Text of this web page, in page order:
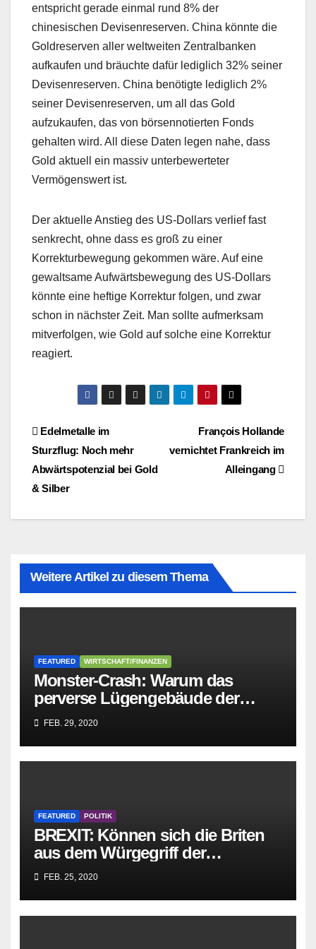
entspricht gerade einmal rund 8% der
chinesischen Devisenreserven. China könnte die
Goldreserven aller weltweiten Zentralbanken
aufkaufen und bräuchte dafür lediglich 32% seiner
Devisenreserven. China benötigte lediglich 2%
seiner Devisenreserven, um all das Gold
aufzukaufen, das von börsennotierten Fonds
gehalten wird. All diese Daten legen nahe, dass
Gold aktuell ein massiv unterbewerteter
Vermögenswert ist.
Der aktuelle Anstieg des US-Dollars verlief fast
senkrecht, ohne dass es groß zu einer
Korrekturbewegung gekommen wäre. Auf eine
gewaltsame Aufwärtsbewegung des US-Dollars
könnte eine heftige Korrektur folgen, und zwar
schon in nächster Zeit. Man sollte aufmerksam
mitverfolgen, wie Gold auf solche eine Korrektur
reagiert.
BeitragsnavigationFrançois Hollande
vernichtet Frankreich im
Alleingang
Edelmetalle im
Sturzflug: Noch mehr
Abwärtspotenzial bei Gold
& Silber
Weitere Artikel zu diesem Thema
FEATURED WIRTSCHAFT/FINANZEN
Monster-Crash: Warum das
perverse Lügengebäude der
Sozialisten in sich
zusammenbricht!
FEB. 29, 2020
FEATURED POLITIK
BREXIT: Können sich die Briten
aus dem Würgegriff der
parasitären EU-Mafia befreien?
FEB. 25, 2020